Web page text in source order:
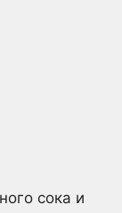
сока и